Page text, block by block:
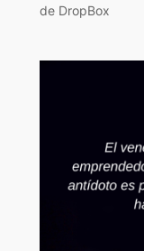
de DropBox